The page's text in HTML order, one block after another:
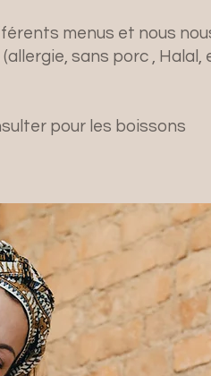
menus et nous
sans porc , Halal,
pour les boissons